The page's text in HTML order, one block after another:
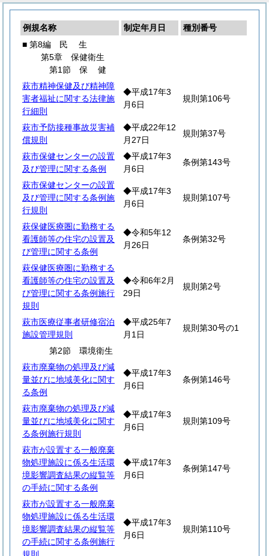
例規名称 制定年月日
種別番号
■ 第8編
民 生
第5章 保健衛生
第1節 保健
萩市精神保健及び精神障
害者福祉に関する法律施
行細則
◆平成17年3
月6日
規則第106号
萩市予防接種事故災害補
償規則
◆平成22年12
月27日
規則第37号
萩市保健センターの設置
及び管理に関する条例
◆平成17年3
月6日
条例第143号
萩市保健センターの設置
及び管理に関する条例施
行規則
◆平成17年3
月6日
規則第107号
萩保健医療圏に勤務する
看護師等の住宅の設置及
び管理に関する条例
◆令和5年12
月26日
条例第32号
萩保健医療圏に勤務する
看護師等の住宅の設置及
び管理に関する条例施行
規則
◆令和6年2月
29日
規則第2号
萩市医療従事者研修宿泊
施設管理規則
◆平成25年7
月1日
規則第30号の1
第2節 環境衛生
萩市廃棄物の処理及び減
量並びに地域美化に関す
る条例
◆平成17年3
月6日
条例第146号
萩市廃棄物の処理及び減
量並びに地域美化に関す
る条例施行規則
◆平成17年3
月6日
規則第109号
萩市が設置する一般廃棄
物処理施設に係る生活環
境影響調査結果の縦覧等
の手続に関する条例
◆平成17年3
月6日
条例第147号
萩市が設置する一般廃棄
物処理施設に係る生活環
境影響調査結果の縦覧等
の手続に関する条例施行
◆平成17年3
月6日
規則第110号